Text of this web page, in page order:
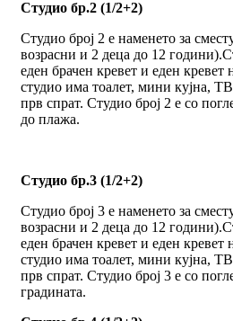
Студио бр.2 (1/2+2)
Студио број 2 е наменето за
возрасни и 2 деца до 12
еден брачен кревет и еден кревет
студио има тоалет, мини кујна,
прв спрат. Студио број 2 е со
до плажа.
Студио бр.3 (1/2+2)
Студио број 3 е наменето за
возрасни и 2 деца до 12
еден брачен кревет и еден кревет
студио има тоалет, мини кујна,
прв спрат. Студио број 3 е со
градината.